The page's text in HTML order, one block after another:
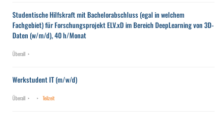
Studentische Hilfskraft mit Bachelorabschluss (egal in welchem
Fachgebiet) für Forschungsprojekt ELV.xD im Bereich DeepLearning von 3D-
Daten (w/m/d), 40 h/Monat
Überall
Werkstudent IT (m/w/d)
Überall Teilzeit